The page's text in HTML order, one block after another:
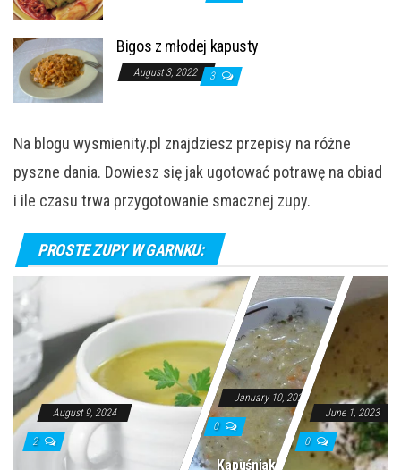
Bigos z młodej kapusty
August 3, 2022 3
Na blogu wysmienity.pl znajdziesz przepisy na różne
pyszne dania. Dowiesz się jak ugotować potrawę na obiad
i ile czasu trwa przygotowanie smacznej zupy.
PROSTE ZUPY W GARNKU:
August 9, 2024
2
January 10, 2024
0
Kapuśniak z
June 1, 2023
0